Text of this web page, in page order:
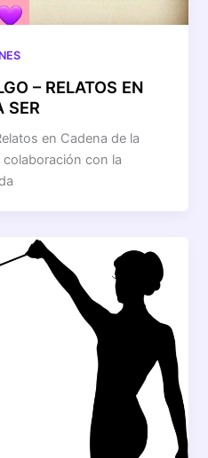
– RELATOS EN
SER
en Cadena de la
colaboración con la